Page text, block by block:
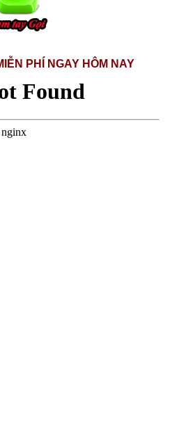
PHÍ NGAY HÔM NAY